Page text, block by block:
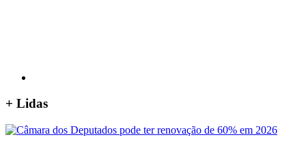
+ Lidas